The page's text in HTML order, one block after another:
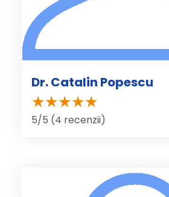
Dr. Catalin Popescu
5/5 (4 recenzii)